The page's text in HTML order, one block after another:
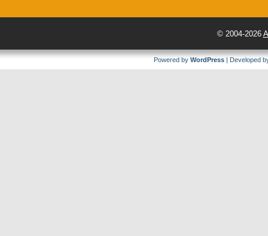
© 2004-2026
Powered by WordPress | Developed